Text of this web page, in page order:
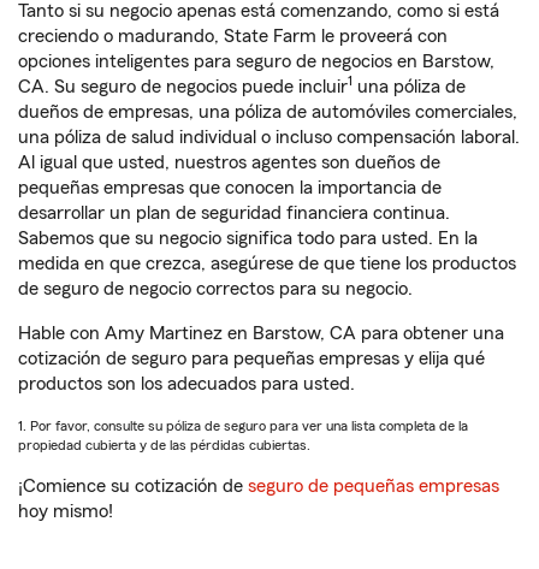
Tanto si su negocio apenas está comenzando, como si está
creciendo o madurando, State Farm le proveerá con
opciones inteligentes para seguro de negocios en Barstow,
CA. Su seguro de negocios puede incluir1 una póliza de
dueños de empresas, una póliza de automóviles comerciales,
una póliza de salud individual o incluso compensación laboral.
Al igual que usted, nuestros agentes son dueños de
pequeñas empresas que conocen la importancia de
desarrollar un plan de seguridad financiera continua.
Sabemos que su negocio significa todo para usted. En la
medida en que crezca, asegúrese de que tiene los productos
de seguro de negocio correctos para su negocio.
Hable con Amy Martinez en Barstow, CA para obtener una
cotización de seguro para pequeñas empresas y elija qué
productos son los adecuados para usted.
1. Por favor, consulte su póliza de seguro para ver una lista completa de la
propiedad cubierta y de las pérdidas cubiertas.
¡Comience su cotización de seguro de pequeñas empresas
hoy mismo!